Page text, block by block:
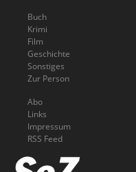
Buch
Krimi
Film
Geschichte
Sonstiges
Zur Person
Abo
Links
Impressum
RSS Feed